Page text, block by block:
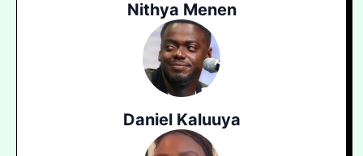
Nithya Menen
Daniel Kaluuya